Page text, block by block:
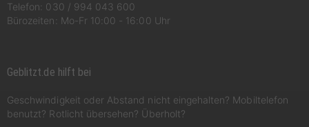
Telefon: 030 / 994 043 600
Bürozeiten: Mo-Fr 10:00 - 16:00 Uhr
Geblitzt.de hilft bei
Geschwindigkeit oder Abstand nicht eingehalten? Mobiltelefon
benutzt? Rotlicht übersehen? Überholt?